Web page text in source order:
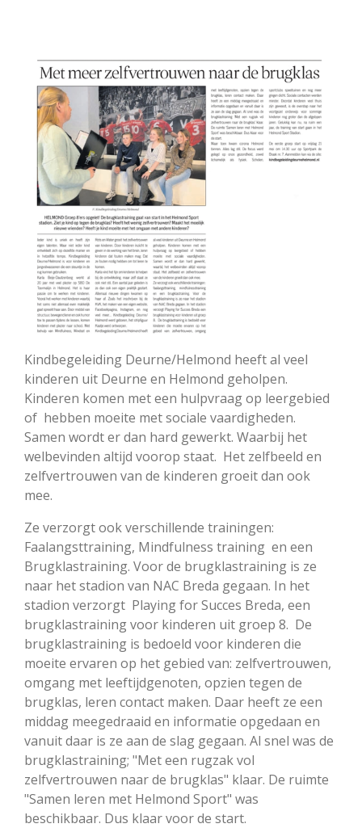
Kindbegeleiding Deurne/Helmond heeft al veel
kinderen uit Deurne en Helmond geholpen.
Kinderen komen met een hulpvraag op leergebied
of hebben moeite met sociale vaardigheden.
Samen wordt er dan hard gewerkt. Waarbij het
welbevinden altijd voorop staat. Het zelfbeeld en
zelfvertrouwen van de kinderen groeit dan ook
mee.
Ze verzorgt ook verschillende trainingen:
Faalangsttraining, Mindfulness training en een
Brugklastraining. Voor de brugklastraining is ze
naar het stadion van NAC Breda gegaan. In het
stadion verzorgt Playing for Succes Breda, een
brugklastraining voor kinderen uit groep 8. De
brugklastraining is bedoeld voor kinderen die
moeite ervaren op het gebied van: zelfvertrouwen,
omgang met leeftijdgenoten, opzien tegen de
brugklas, leren contact maken. Daar heeft ze een
middag meegedraaid en informatie opgedaan en
vanuit daar is ze aan de slag gegaan. Al snel was de
brugklastraining; "Met een rugzak vol
zelfvertrouwen naar de brugklas" klaar. De ruimte
"Samen leren met Helmond Sport" was
beschikbaar. Dus klaar voor de start.